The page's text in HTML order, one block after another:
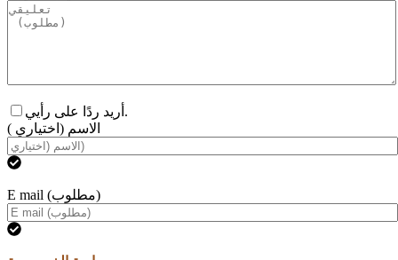
أريد ردًا على رأيي.
الاسم (اختياري )
E mail (مطلوب)